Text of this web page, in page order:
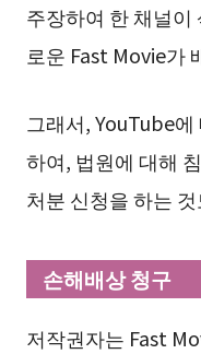
주장하여 한 채널이
로운 Fast Movie가
그래서, YouTube
하여, 법원에 대해
처분 신청을 하는
손해배상 청구
저작권자는 Fast